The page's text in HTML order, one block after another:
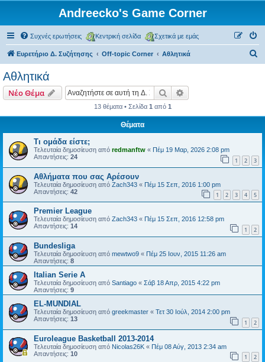
Andreecko's Game Corner
Συχνές ερωτήσεις Κεντρική σελίδα Σχετικά με εμάς
Ευρετήριο Δ. Συζήτησης Off-topic Corner Αθλητικά
η
Αθλητικά
Νέο Θέμα Αναζήτηση
13 θέματα • Σελίδα 1 από 1
Θέματα
Τι ομάδα είστε;
Τελευταία δημοσίευση από redmanftw « Πέμ 19 Μαρ, 2026 2:08 pm
Απαντήσεις: 24 1 2 3
Αθλήματα που σας Αρέσουν
Τελευταία δημοσίευση από Zach343 « Πέμ 15 Σεπ, 2016 1:00 pm
Απαντήσεις: 42 1 2 3 4 5
Premier League
Τελευταία δημοσίευση από Zach343 « Πέμ 15 Σεπ, 2016 12:58 pm
Απαντήσεις: 14 1 2
Βundesliga
Τελευταία δημοσίευση από mewtwo9 « Πέμ 25 Ιουν, 2015 11:26 am
Απαντήσεις: 8
Italian Serie A
Τελευταία δημοσίευση από Santiago « Σάβ 18 Απρ, 2015 4:22 pm
Απαντήσεις: 9
EL-MUNDIAL
Τελευταία δημοσίευση από greekmaster « Τετ 30 Ιούλ, 2014 2:00 pm
Απαντήσεις: 13 1 2
Euroleague Basketball 2013-2014
Τελευταία δημοσίευση από Nicolas26K « Πέμ 08 Αύγ, 2013 2:34 am
Απαντήσεις: 10 1 2